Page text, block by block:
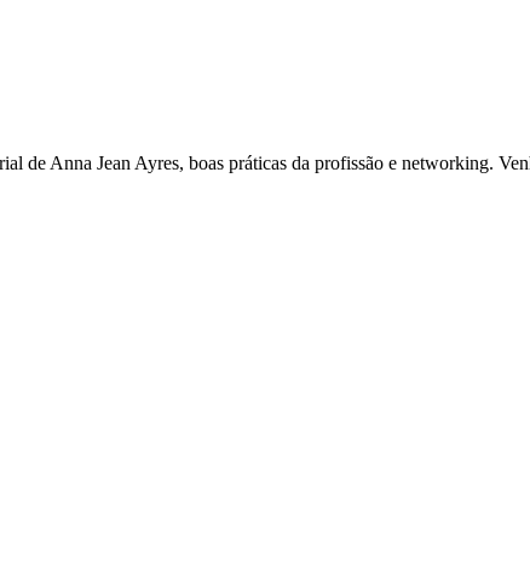
de Anna Jean Ayres, boas práticas da profissão e networking.